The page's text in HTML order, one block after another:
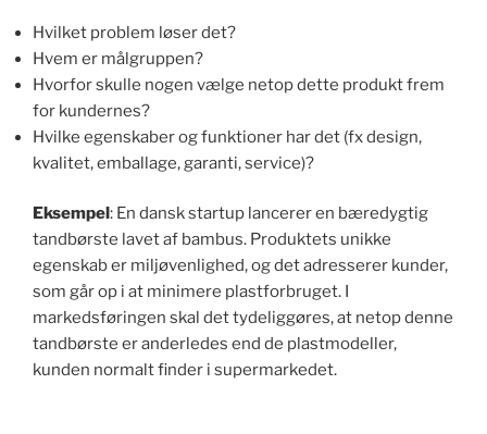
Hvilket problem løser det?
Hvem er målgruppen?
Hvorfor skulle nogen vælge netop dette produkt frem
for kundernes?
Hvilke egenskaber og funktioner har det (fx design,
kvalitet, emballage, garanti, service)?
Eksempel: En dansk startup lancerer en bæredygtig
tandbørste lavet af bambus. Produktets unikke
egenskab er miljøvenlighed, og det adresserer kunder,
som går op i at minimere plastforbruget. I
markedsføringen skal det tydeliggøres, at netop denne
tandbørste er anderledes end de plastmodeller,
kunden normalt finder i supermarkedet.